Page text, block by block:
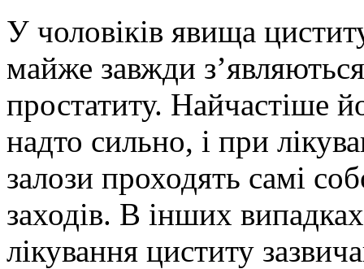
У чоловіків явища
майже завжди
простатиту. Найчастіше
надто сильно, і при
залози проходять самі
заходів. В інших
лікування циститу